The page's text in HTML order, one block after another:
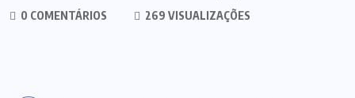
0 COMENTÁRIOS
269 VISUALIZAÇÕES